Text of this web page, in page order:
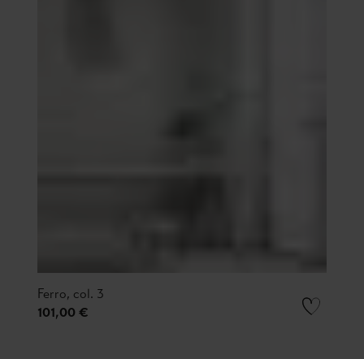
Ferro, col. 3
101,00 €